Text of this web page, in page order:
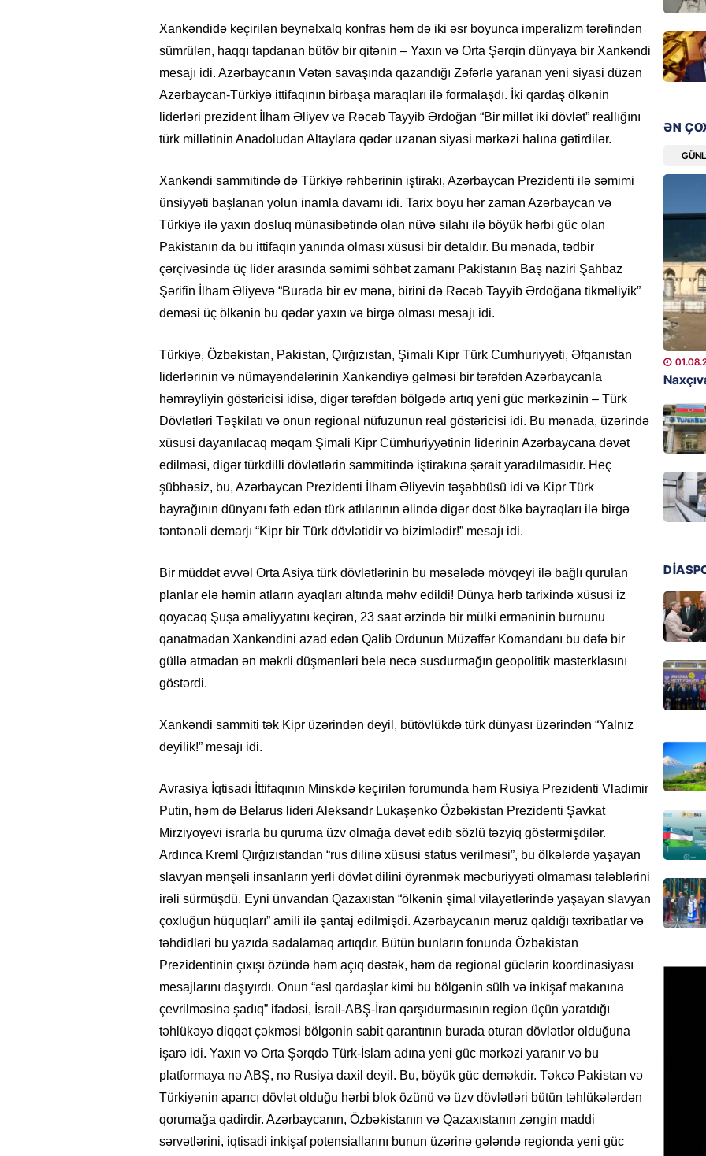
Xankəndidə keçirilən beynəlxalq konfras həm də iki əsr boyunca imperalizm tərəfindən
sümrülən, haqqı tapdanan bütöv bir qitənin – Yaxın və Orta Şərqin dünyaya bir Xankəndi
mesajı idi. Azərbaycanın Vətən savaşında qazandığı Zəfərlə yaranan yeni siyasi düzən
Azərbaycan-Türkiyə ittifaqının birbaşa maraqları ilə formalaşdı. İki qardaş ölkənin
liderləri prezident İlham Əliyev və Rəcəb Tayyib Ərdoğan “Bir millət iki dövlət” reallığını
türk millətinin Anadoludan Altaylara qədər uzanan siyasi mərkəzi halına gətirdilər.
Xankəndi sammitində də Türkiyə rəhbərinin iştirakı, Azərbaycan Prezidenti ilə səmimi
ünsiyyəti başlanan yolun inamla davamı idi. Tarix boyu hər zaman Azərbaycan və
Türkiyə ilə yaxın dosluq münasibətində olan nüvə silahı ilə böyük hərbi güc olan
Pakistanın da bu ittifaqın yanında olması xüsusi bir detaldır. Bu mənada, tədbir
çərçivəsində üç lider arasında səmimi söhbət zamanı Pakistanın Baş naziri Şahbaz
Şərifin İlham Əliyevə “Burada bir ev mənə, birini də Rəcəb Tayyib Ərdoğana tikməliyik”
deməsi üç ölkənin bu qədər yaxın və birgə olması mesajı idi.
Türkiyə, Özbəkistan, Pakistan, Qırğızıstan, Şimali Kipr Türk Cumhuriyyəti, Əfqanıstan
liderlərinin və nümayəndələrinin Xankəndiyə gəlməsi bir tərəfdən Azərbaycanla
həmrəyliyin göstəricisi idisə, digər tərəfdən bölgədə artıq yeni güc mərkəzinin – Türk
Dövlətləri Təşkilatı və onun regional nüfuzunun real göstəricisi idi. Bu mənada, üzərində
xüsusi dayanılacaq məqam Şimali Kipr Cümhuriyyətinin liderinin Azərbaycana dəvət
edilməsi, digər türkdilli dövlətlərin sammitində iştirakına şərait yaradılmasıdır. Heç
şübhəsiz, bu, Azərbaycan Prezidenti İlham Əliyevin təşəbbüsü idi və Kipr Türk
bayrağının dünyanı fəth edən türk atlılarının əlində digər dost ölkə bayraqları ilə birgə
təntənəli demarjı “Kipr bir Türk dövlətidir və bizimlədir!” mesajı idi.
Bir müddət əvvəl Orta Asiya türk dövlətlərinin bu məsələdə mövqeyi ilə bağlı qurulan
planlar elə həmin atların ayaqları altında məhv edildi! Dünya hərb tarixində xüsusi iz
qoyacaq Şuşa əməliyyatını keçirən, 23 saat ərzində bir mülki erməninin burnunu
qanatmadan Xankəndini azad edən Qalib Ordunun Müzəffər Komandanı bu dəfə bir
güllə atmadan ən məkrli düşmənləri belə necə susdurmağın geopolitik masterklasını
göstərdi.
Xankəndi sammiti tək Kipr üzərindən deyil, bütövlükdə türk dünyası üzərindən “Yalnız
deyilik!” mesajı idi.
Avrasiya İqtisadi İttifaqının Minskdə keçirilən forumunda həm Rusiya Prezidenti Vladimir
Putin, həm də Belarus lideri Aleksandr Lukaşenko Özbəkistan Prezidenti Şavkat
Mirziyoyevi israrla bu quruma üzv olmağa dəvət edib sözlü təzyiq göstərmişdilər.
Ardınca Kreml Qırğızıstandan “rus dilinə xüsusi status verilməsi”, bu ölkələrdə yaşayan
slavyan mənşəli insanların yerli dövlət dilini öyrənmək məcburiyyəti olmaması tələblərini
irəli sürmüşdü. Eyni ünvandan Qazaxıstan “ölkənin şimal vilayətlərində yaşayan slavyan
çoxluğun hüquqları” amili ilə şantaj edilmişdi. Azərbaycanın məruz qaldığı təxribatlar və
təhdidləri bu yazıda sadalamaq artıqdır. Bütün bunların fonunda Özbəkistan
Prezidentinin çıxışı özündə həm açıq dəstək, həm də regional güclərin koordinasiyası
mesajlarını daşıyırdı. Onun “əsl qardaşlar kimi bu bölgənin sülh və inkişaf məkanına
çevrilməsinə şadıq” ifadəsi, İsrail-ABŞ-İran qarşıdurmasının region üçün yaratdığı
təhlükəyə diqqət çəkməsi bölgənin sabit qarantının burada oturan dövlətlər olduğuna
işarə idi. Yaxın və Orta Şərqdə Türk-İslam adına yeni güc mərkəzi yaranır və bu
platformaya nə ABŞ, nə Rusiya daxil deyil. Bu, böyük güc deməkdir. Təkcə Pakistan və
Türkiyənin aparıcı dövlət olduğu hərbi blok özünü və üzv dövlətləri bütün təhlükələrdən
qorumağa qadirdir. Azərbaycanın, Özbəkistanın və Qazaxıstanın zəngin maddi
sərvətlərini, iqtisadi inkişaf potensiallarını bunun üzərinə gələndə regionda yeni güc
DÜNYA
Ad
95
bağlı
BANNER
Çin
GÜNDƏM
Ülviyyə
MANŞET
“Birgə
İDMAN
HADISƏ
milyon
xərcləri
GÜNDƏM
MANŞET
imtina
ƏN